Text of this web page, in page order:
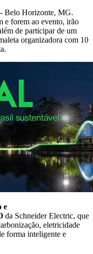
Belo Horizonte, MG.
e forem ao evento, irão
de participar de um
organizadora com 10
e
da Schneider Electric, que
eletricidade
forma inteligente e